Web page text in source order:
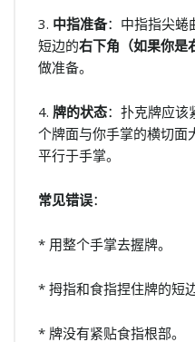
3. 中指准备：中指指尖蜷
短边的右下角（如果你是
做准备。
4. 牌的状态：扑克牌应该
个牌面与你手掌的横切面
平行于手掌。
常见错误：
* 用整个手掌去握牌。
* 拇指和食指捏住牌的短
* 牌没有紧贴食指根部。